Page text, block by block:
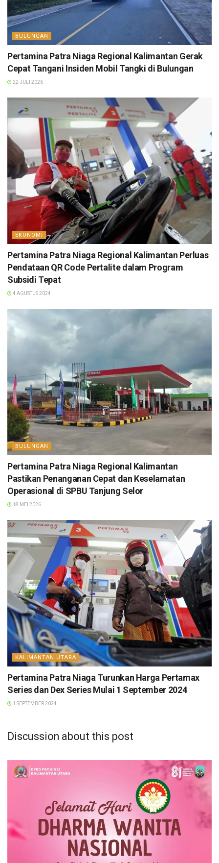
BULUNGAN
Pertamina Patra Niaga Regional Kalimantan Gerak
Cepat Tangani Insiden Mobil Tangki di Bulungan
22 JULI 2026
EKONOMI
Pertamina Patra Niaga Regional Kalimantan Perluas
Pendataan QR Code Pertalite dalam Program
Subsidi Tepat
4 AGUSTUS 2024
BULUNGAN
Pertamina Patra Niaga Regional Kalimantan
Pastikan Penanganan Cepat dan Keselamatan
Operasional di SPBU Tanjung Selor
18 MEI 2026
KALIMANTAN UTARA
Pertamina Patra Niaga Turunkan Harga Pertamax
Series dan Dex Series Mulai 1 September 2024
1 SEPTEMBER 2024
Discussion about this post